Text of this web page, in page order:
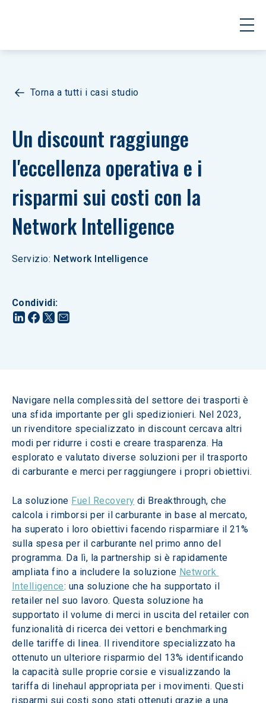
Torna a tutti i casi studio
Un discount raggiunge
l'eccellenza operativa e i
risparmi sui costi con la
Network Intelligence
Servizio: Network Intelligence
Condividi:
Navigare nella complessità del settore dei trasporti è
una sfida importante per gli spedizionieri. Nel 2023,
un rivenditore specializzato in discount cercava altri
modi per ridurre i costi e creare trasparenza. Ha
esplorato e valutato diverse soluzioni per il trasporto
di carburante e merci per raggiungere i propri obiettivi.
La soluzione Fuel Recovery di Breakthrough, che
calcola i rimborsi per il carburante in base al mercato,
ha superato i loro obiettivi facendo risparmiare il 21%
sulla spesa per il carburante nel primo anno del
programma. Da lì, la partnership si è rapidamente
ampliata fino a includere la soluzione Network
Intelligence: una soluzione che ha supportato il
retailer nel suo lavoro. Questa soluzione ha
supportato il volume di merci in uscita del retailer con
funzionalità di ricerca dei vettori e benchmarking
delle tariffe di linea. Il rivenditore specializzato ha
ottenuto un ulteriore risparmio del 13% identificando
la capacità sulle proprie corsie e visualizzando la
tariffa di linehaul appropriata per i movimenti. Questi
risparmi sui costi sono stati ottenuti grazie a una